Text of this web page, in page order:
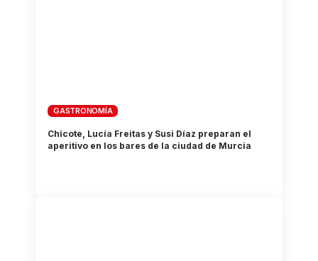
GASTRONOMÍA
Chicote, Lucía Freitas y Susi Díaz preparan el
aperitivo en los bares de la ciudad de Murcia